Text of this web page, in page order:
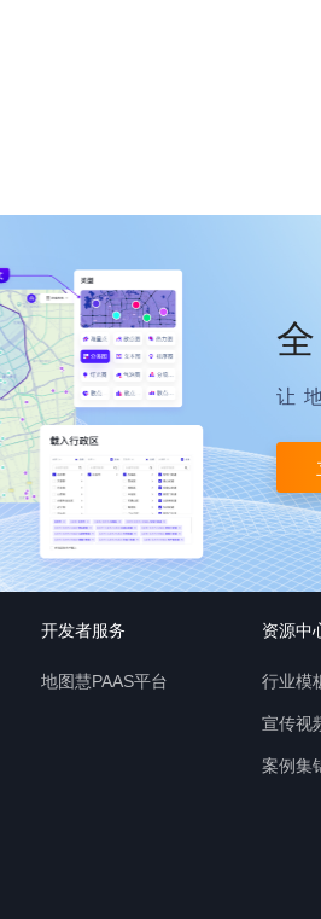
让
开发者服务
地图慧PAAS平台
资源中
行业模
宣传视
案例集